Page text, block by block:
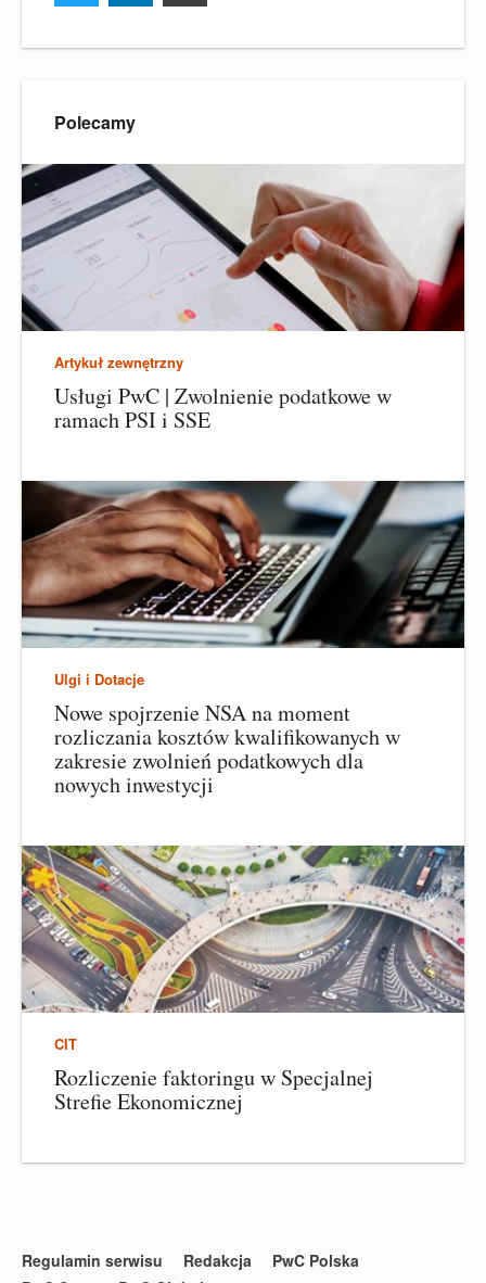
Polecamy
Artykuł zewnętrzny
Usługi PwC | Zwolnienie podatkowe w
ramach PSI i SSE
Ulgi i Dotacje
Nowe spojrzenie NSA na moment
rozliczania kosztów kwalifikowanych w
zakresie zwolnień podatkowych dla
nowych inwestycji
CIT
Rozliczenie faktoringu w Specjalnej
Strefie Ekonomicznej
Regulamin serwisu Redakcja
PwC Polska